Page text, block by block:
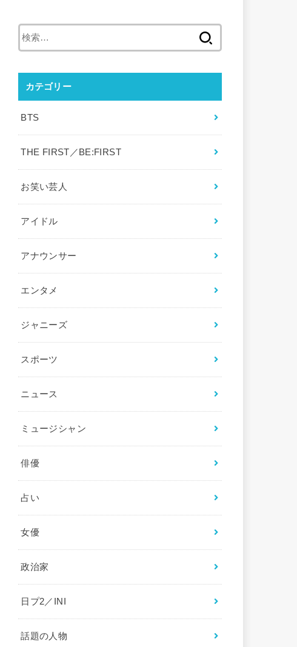
カテゴリー
BTS
THE FIRST／BE:FIRST
お笑い芸人
アイドル
アナウンサー
エンタメ
ジャニーズ
スポーツ
ニュース
ミュージシャン
俳優
占い
女優
政治家
日プ2／INI
話題の人物